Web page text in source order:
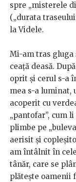
spre „misterele
(„durata
la Videle.
Mi-am tras
ceață deasă.
oprit și cerul s-a
mea s-a luminat,
acoperit cu
„pantofar”, cum
plimbe pe
aerisit și
am întâlnit în
tânăr, care se
plătește oamenii